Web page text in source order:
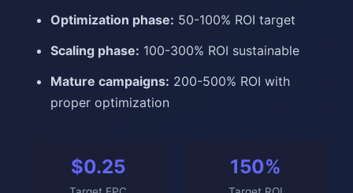
Optimization phase: 50-100% ROI target
Scaling phase: 100-300% ROI sustainable
Mature campaigns: 200-500% ROI with
proper optimization
$0.25 150%